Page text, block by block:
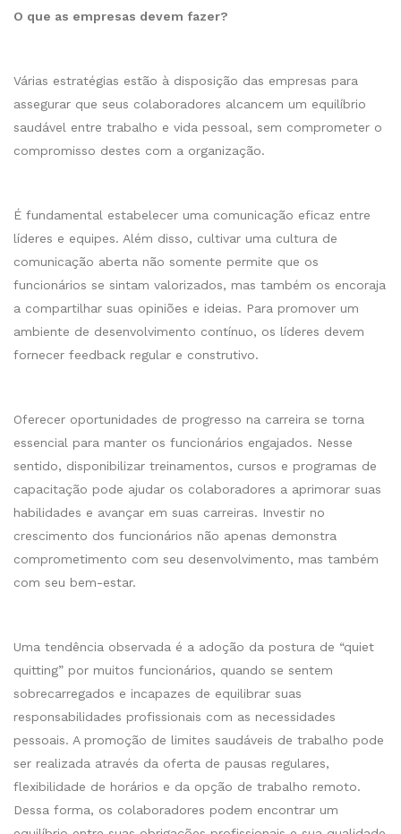
O que as empresas devem fazer?
Várias estratégias estão à disposição das empresas para
assegurar que seus colaboradores alcancem um equilíbrio
saudável entre trabalho e vida pessoal, sem comprometer o
compromisso destes com a organização.
É fundamental estabelecer uma comunicação eficaz entre
líderes e equipes. Além disso, cultivar uma cultura de
comunicação aberta não somente permite que os
funcionários se sintam valorizados, mas também os encoraja
a compartilhar suas opiniões e ideias. Para promover um
ambiente de desenvolvimento contínuo, os líderes devem
fornecer feedback regular e construtivo.
Oferecer oportunidades de progresso na carreira se torna
essencial para manter os funcionários engajados. Nesse
sentido, disponibilizar treinamentos, cursos e programas de
capacitação pode ajudar os colaboradores a aprimorar suas
habilidades e avançar em suas carreiras. Investir no
crescimento dos funcionários não apenas demonstra
comprometimento com seu desenvolvimento, mas também
com seu bem-estar.
Uma tendência observada é a adoção da postura de “quiet
quitting” por muitos funcionários, quando se sentem
sobrecarregados e incapazes de equilibrar suas
responsabilidades profissionais com as necessidades
pessoais. A promoção de limites saudáveis de trabalho pode
ser realizada através da oferta de pausas regulares,
flexibilidade de horários e da opção de trabalho remoto.
Dessa forma, os colaboradores podem encontrar um